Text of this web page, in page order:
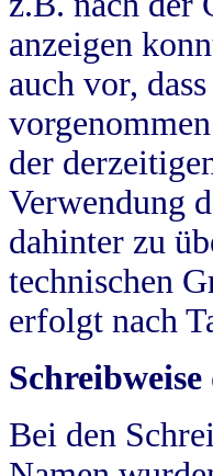
anzeigen
auch vor,
der
Verwendung
dahinter zu
technischen
erfolgt nach
Bei den